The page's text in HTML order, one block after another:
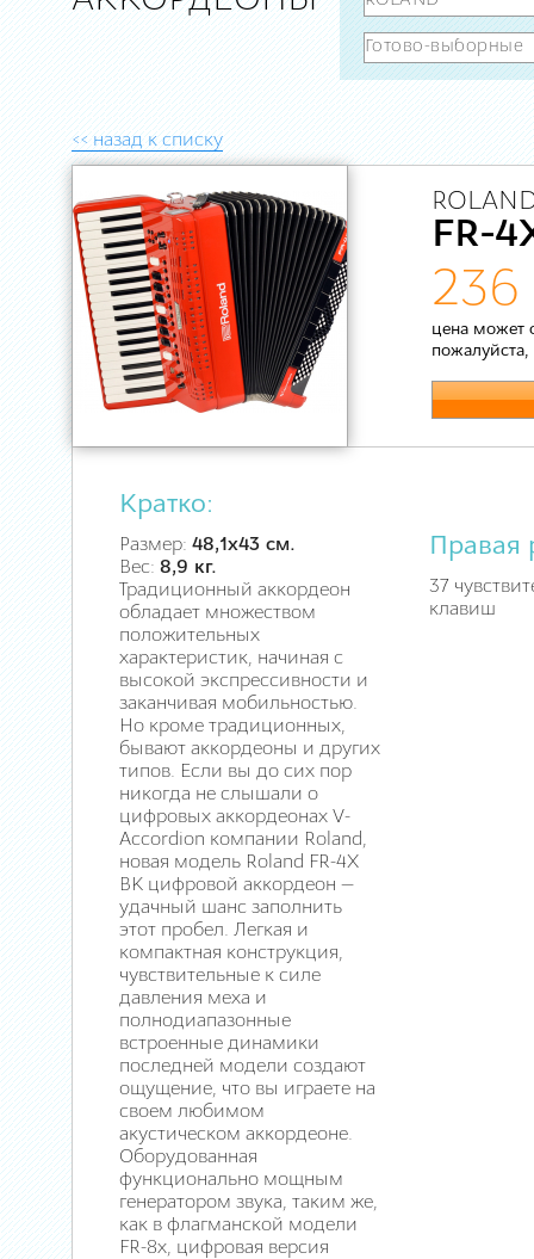
<< назад к списку
FR-
236
цена может
пожалуйста,
Кратко:
Размер: 48,1х43 см.
Вес: 8,9 кг.
Традиционный аккордеон
обладает множеством
положительных
характеристик, начиная с
высокой экспрессивности и
заканчивая мобильностью.
Но кроме традиционных,
бывают аккордеоны и других
типов. Если вы до сих пор
никогда не слышали о
цифровых аккордеонах V-
Accordion компании Roland,
новая модель Roland FR-4X
BK цифровой аккордеон —
удачный шанс заполнить
этот пробел. Легкая и
компактная конструкция,
чувствительные к силе
давления меха и
полнодиапазонные
встроенные динамики
последней модели создают
ощущение, что вы играете на
своем любимом
акустическом аккордеоне.
Оборудованная
функционально мощным
генератором звука, таким же,
как в флагманской модели
FR-8x, цифровая версия
Правая
37
клавиш